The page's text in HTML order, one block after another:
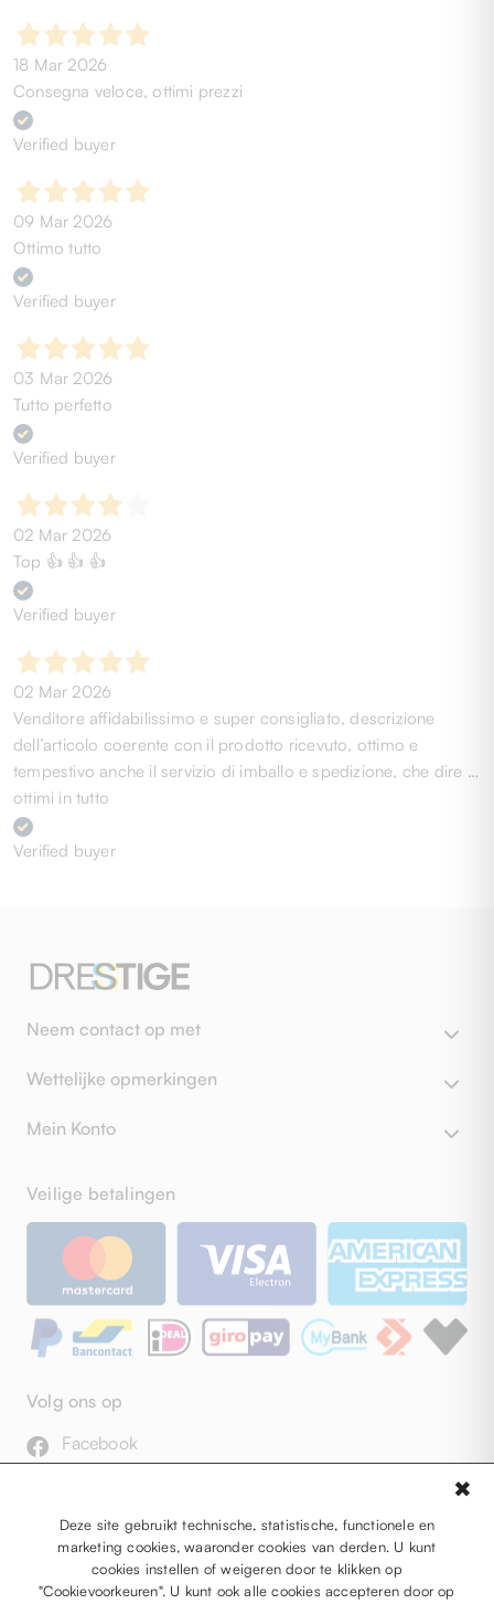
18 Mar 2026
Consegna veloce, ottimi prezzi
Verified buyer
09 Mar 2026
Ottimo tutto
Verified buyer
03 Mar 2026
Tutto perfetto
Verified buyer
02 Mar 2026
Top 👍 👍 👍
Verified buyer
02 Mar 2026
Venditore affidabilissimo e super consigliato, descrizione
dell’articolo coerente con il prodotto ricevuto, ottimo e
tempestivo anche il servizio di imballo e spedizione, che dire …
ottimi in tutto
Verified buyer
Neem contact op met
Wettelijke opmerkingen
Mein Konto
Veilige betalingen
Volg ons op
Facebook
Instagram
Pinterest
Deze site gebruikt technische, statistische, functionele en
marketing cookies, waaronder cookies van derden. U kunt
cookies instellen of weigeren door te klikken op
"Cookievoorkeuren". U kunt ook alle cookies accepteren door op
✖